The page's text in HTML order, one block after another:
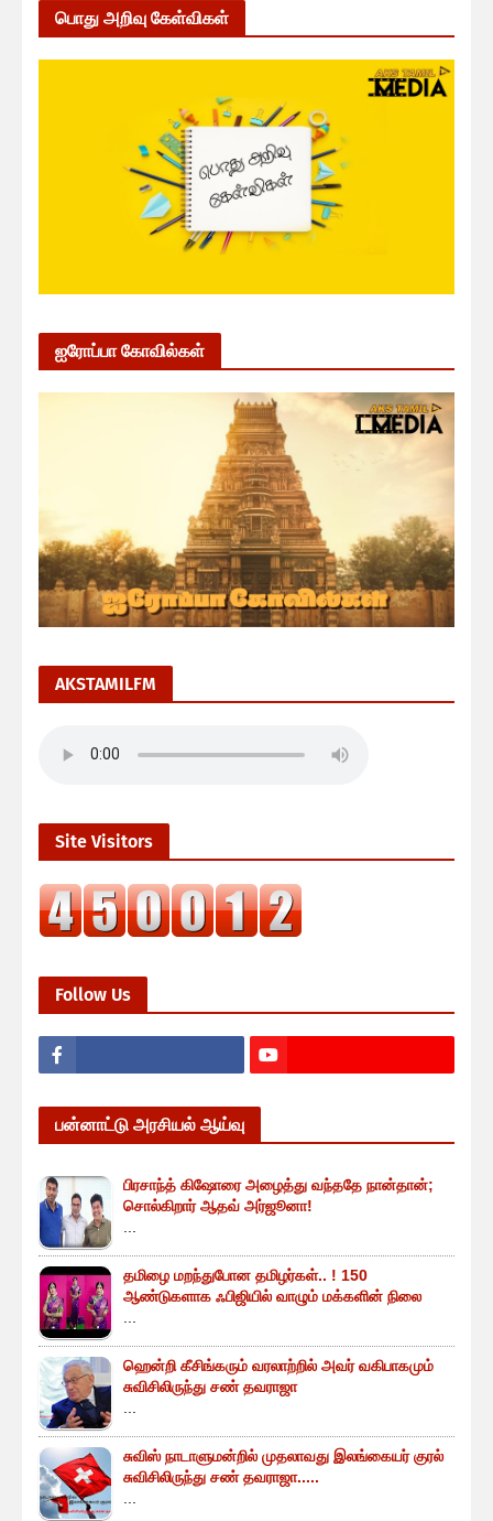
பொது அறிவு கேள்விகள்
ஐரோப்பா கோவில்கள்
AKSTAMILFM
Site Visitors
Follow Us
பன்னாட்டு அரசியல் ஆய்வு
பிரசாந்த் கிஷோரை அழைத்து வந்ததே நான்தான்;
சொல்கிறார் ஆதவ் அர்ஜூனா!
தமிழை மறந்துபோன தமிழர்கள்.. ! 150
ஆண்டுகளாக ஃபிஜியில் வாழும் மக்களின் நிலை
ஹென்றி கீசிங்கரும் வரலாற்றில் அவர் வகிபாகமும்
சுவிசிலிருந்து சண் தவராஜா
சுவிஸ் நாடாளுமன்றில் முதலாவது இலங்கையர் குரல்
சுவிசிலிருந்து சண் தவராஜா.....